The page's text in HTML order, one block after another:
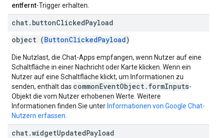
entfernt-Trigger erhalten.
chat. buttonClickedPayload
object (ButtonClickedPayload)
Die Nutzlast, die Chat-Apps empfangen, wenn Nutzer auf eine
Schaltfläche in einer Nachricht oder Karte klicken. Wenn ein
Nutzer auf eine Schaltfläche klickt, um Informationen zu
senden, enthält das commonEventObject.formInputs-
Objekt die vom Nutzer erhobenen Werte. Weitere
Informationen finden Sie unter Informationen von Google Chat-
Nutzern erfassen
chat.widgetUpdatedPayload